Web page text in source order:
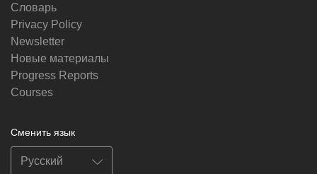
Словарь
Privacy Policy
Newsletter
Новые материалы
Progress Reports
Courses
Сменить язык